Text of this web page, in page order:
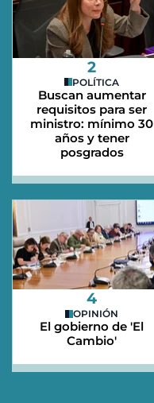
2
POLÍTICA
Buscan aumentar
requisitos para ser
ministro: mínimo 30
años y tener
posgrados
4
OPINIÓN
El gobierno de 'El
Cambio'